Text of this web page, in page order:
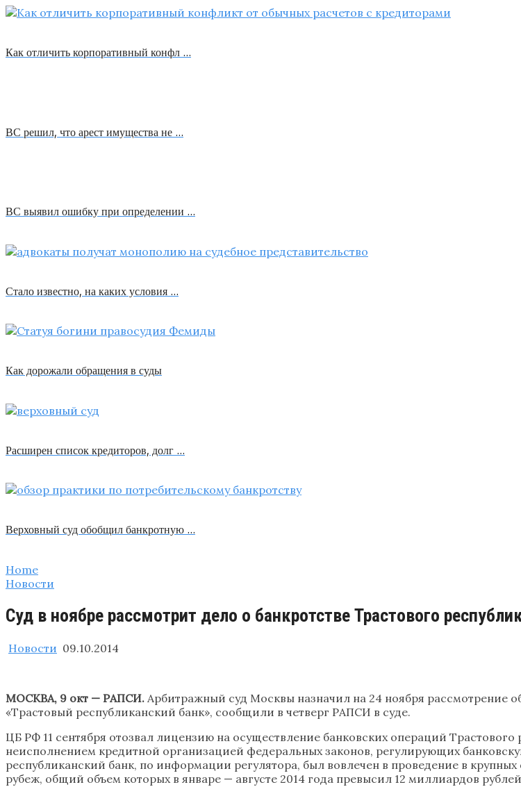
Как отличить корпоративный конфл …
ВС решил, что арест имущества не …
ВС выявил ошибку при определении …
Стало известно, на каких условия …
Как дорожали обращения в суды
Расширен список кредиторов, долг …
Верховный суд обобщил банкротную …
Home
Новости
Суд в ноябре рассмотрит дело о банкротстве Трастового
Новости 09.10.2014
МОСКВА, 9 окт — РАПСИ. Арбитражный суд Москвы назначил на 24 ноября
«Трастовый республиканский банк», сообщили в четверг РАПСИ в суде.
ЦБ РФ 11 сентября отозвал лицензию на осуществление банковских операций
неисполнением кредитной организацией федеральных законов, регулирующих
республиканский банк, по информации регулятора, был вовлечен в проведение в
рубеж, общий объем которых в январе — августе 2014 года превысил 12 миллиардов